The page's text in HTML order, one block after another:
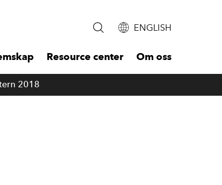
ENGLISH
Resource center Om oss
2018